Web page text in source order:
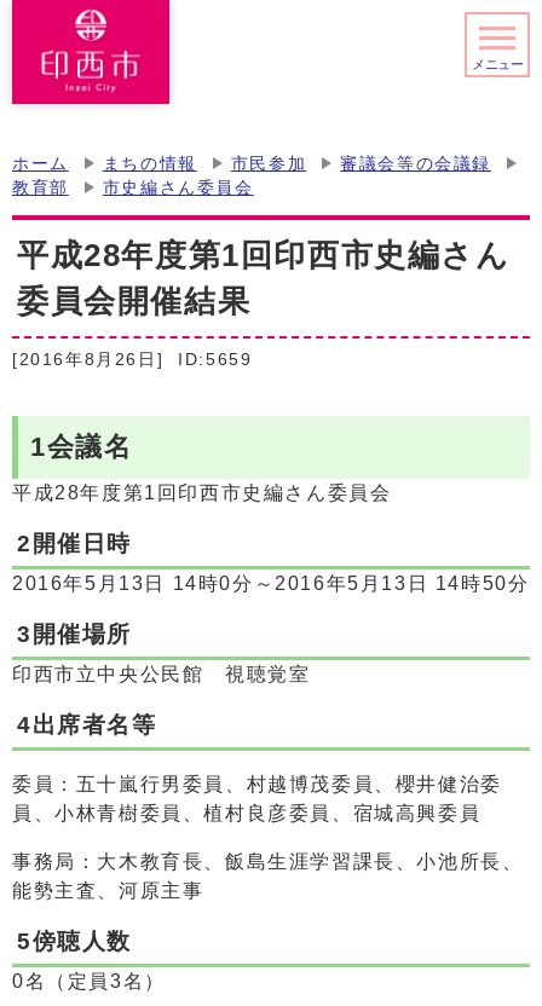
メニュー
ホーム まちの情報 市民参加
審議会等の会議録
教育部
市史編さん委員会
平成28年度第1回印西市史編さん
委員会開催結果
[2016年8月26日] ID:5659
1会議名
平成28年度第1回印西市史編さん委員会
2開催日時
2016年5月13日 14時0分～2016年5月13日 14時50分
3開催場所
印西市立中央公民館 視聴覚室
4出席者名等
委員：五十嵐行男委員、村越博茂委員、櫻井健治委
員、小林青樹委員、植村良彦委員、宿城高興委員
事務局：大木教育長、飯島生涯学習課長、小池所長、
能勢主査、河原主事
5傍聴人数
0名（定員3名）